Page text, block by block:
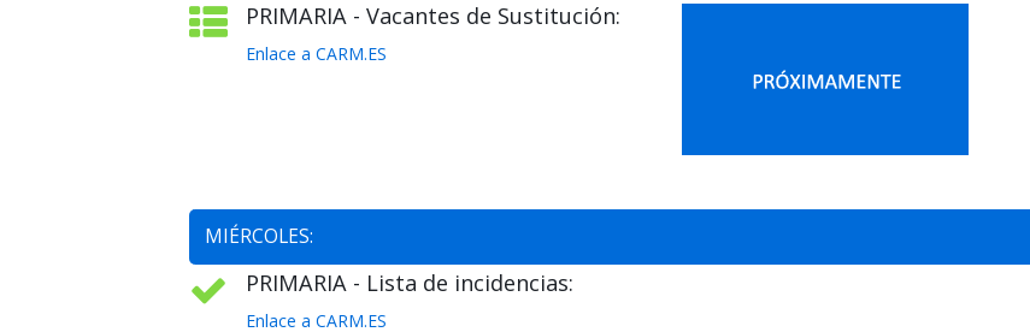
PRIMARIA - Vacantes de Sustitución:
Enlace a CARM.ES
MIÉRCOLES:
PRIMARIA - Lista de incidencias:
Enlace a CARM.ES